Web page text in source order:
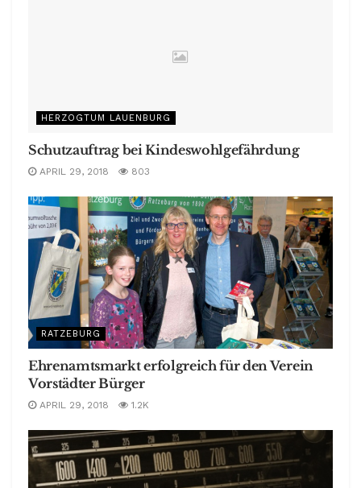
HERZOGTUM LAUENBURG
Schutzauftrag bei Kindeswohlgefährdung
APRIL 29, 2018 803
RATZEBURG
Ehrenamtsmarkt erfolgreich für den Verein
Vorstädter Bürger
APRIL 29, 2018 1.2K